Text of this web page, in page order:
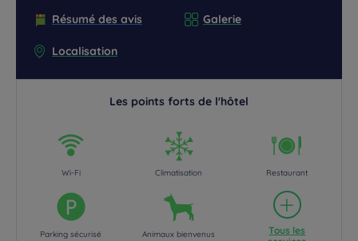
Résumé des avis Galerie
Localisation
Les points forts de l'hôtel
Wi-Fi Climatisation Restaurant
Parking sécurisé Animaux bienvenus
Tous les